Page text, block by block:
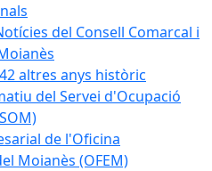
del Consell Comarcal i
altres anys històric
del Servei d'Ocupació
de l'Oficina
Moianès (OFEM)